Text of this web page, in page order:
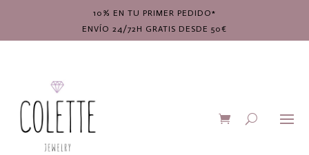
10% EN TU PRIMER PEDIDO*
ENVÍO 24/72H GRATIS DESDE 50€